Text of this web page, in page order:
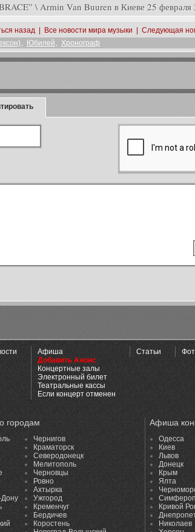
\ Armin Van Buuren в Киеве 25 февраля
назад Все новости мира музыки
Следующая
, Юбилей , Хронограф
Афиша
Добавить Анонс
Концертные залы
Электронный билет
Театральные кассы
Если концерт отменен
Статьи
городам
Дону
Чернигов
Краматорск
Северодонецк
Мелитополь
Черновцы
Ровно
Ахтырка
Ужгород
Кременчуг
Бердичев
Коростень
Афиша
Одесса
Киев
Львов
Донецк
Крым
Ялта
Кривой
Николаев